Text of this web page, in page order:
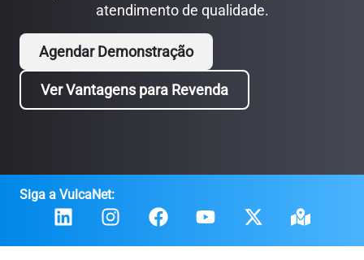
atendimento de qualidade.
Agendar Demonstração
Ver Vantagens para Revenda
Siga a VulcaNet: